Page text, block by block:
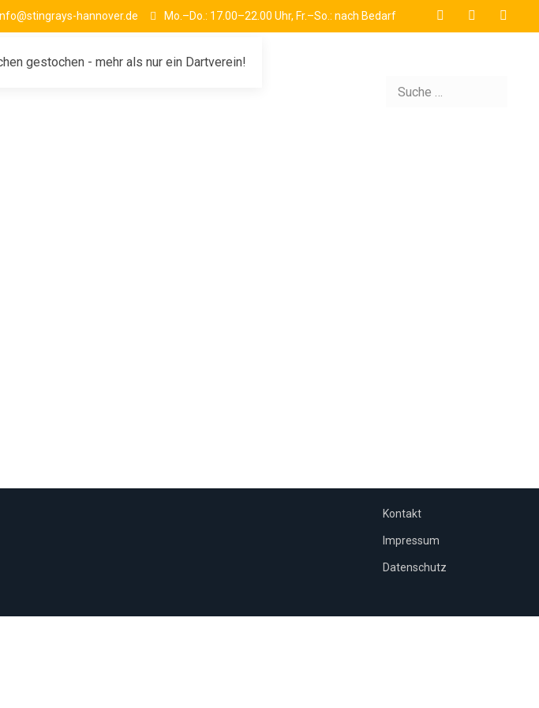
hannover.de Mo.–Do.: 17.00–22.00 Uhr, Fr.–So.: nach Bedarf
gestochen - mehr als nur ein Dartverein!
Kontakt
Impressum
Datenschutz